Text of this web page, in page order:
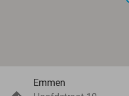
Emmen